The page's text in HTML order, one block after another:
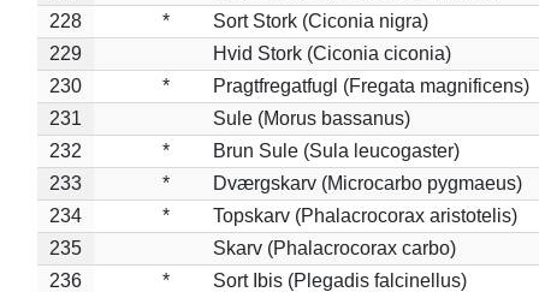
228
*
Sort Stork (Ciconia nigra)
229
Hvid Stork (Ciconia ciconia)
230
*
Pragtfregatfugl (Fregata magnificens)
231
Sule (Morus bassanus)
232
*
Brun Sule (Sula leucogaster)
233
*
Dværgskarv (Microcarbo pygmaeus)
234
*
Topskarv (Phalacrocorax aristotelis)
235
Skarv (Phalacrocorax carbo)
236
* Sort Ibis (Plegadis falcinellus)